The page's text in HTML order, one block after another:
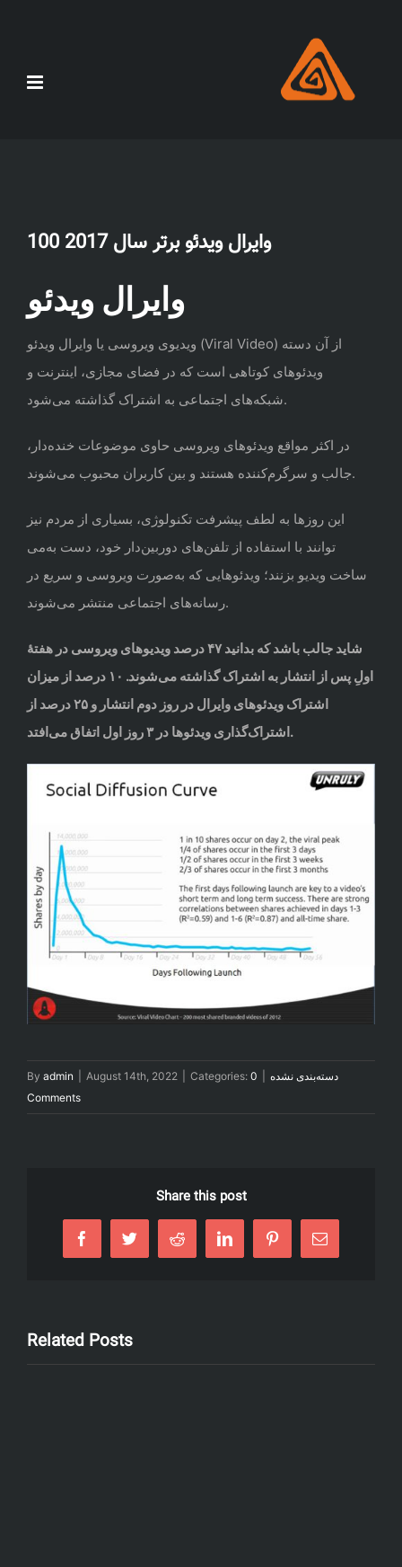
100 وایرال ویدئو برتر سال 2017
وایرال ویدئو
ویدیوی ویروسی یا وایرال ویدئو (Viral Video) از آن دسته
ویدئوهای کوتاهی است که در فضای مجازی، اینترنت و
شبکه‌های اجتماعی به اشتراک گذاشته می‌شود.
در اکثر مواقع ویدئوهای ویروسی حاوی موضوعات خنده‌دار،
جالب و سرگرم‌کننده هستند و بین کاربران محبوب می‌شوند.
این روزها به لطف پیشرفت تکنولوژی، بسیاری از مردم نیز
می‎‌توانند با استفاده از تلفن‌های دوربین‌دار خود، دست به
ساخت ویدیو بزنند؛ ویدئوهایی که به‌صورت ویروسی و سریع در
رسانه‌های اجتماعی منتشر می‌شوند.
شاید جالب باشد که بدانید ۴۷ درصد ویدیوهای ویروسی در هفتۀ
اولِ پس از انتشار به اشتراک گذاشته می‌شوند. ۱۰ درصد از میزان
اشتراک ویدئوهای وایرال در روز دوم انتشار و ۲۵ درصد از
اشتراک‌گذاری ویدئوها در ۳ روز اول اتفاق می‌افتد.
By admin August 14th, 2022 Categories: دسته‌بندی نشده
0
Comments
Share this post
FacebookTwitterReddit LinkedInPinterestEmail
Related Posts